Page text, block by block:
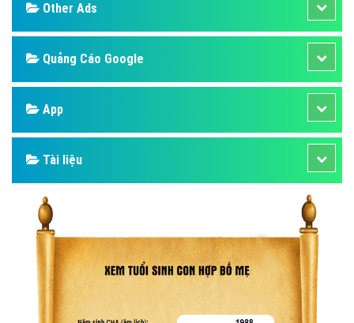
Other Ads
Quảng Cáo Google
App
Tài liệu